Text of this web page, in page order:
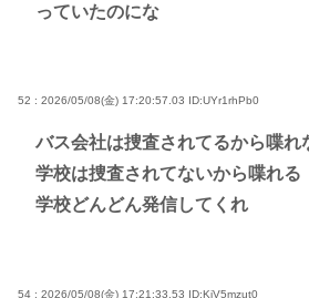
っていたのにな
52 : 2026/05/08(金) 17:20:57.03 ID:UYr1rhPb0
バス会社は捜査されてるから喋れ
学校は捜査されてないから喋れる
学校どんどん発信してくれ
54 : 2026/05/08(金) 17:21:33.53 ID:KiV5mzut0